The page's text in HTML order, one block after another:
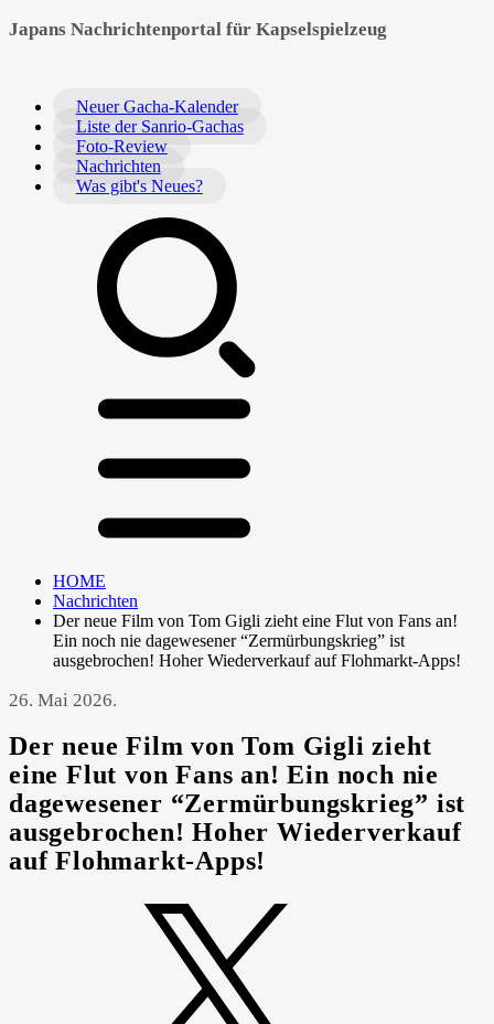
Japans Nachrichtenportal für Kapselspielzeug
Neuer Gacha-Kalender
Liste der Sanrio-Gachas
Foto-Review
Nachrichten
Was gibt's Neues?
HOME
Nachrichten
Der neue Film von Tom Gigli zieht eine Flut von Fans an!
Ein noch nie dagewesener “Zermürbungskrieg” ist
ausgebrochen! Hoher Wiederverkauf auf Flohmarkt-Apps!
26. Mai 2026.
Der neue Film von Tom Gigli zieht
eine Flut von Fans an! Ein noch nie
dagewesener “Zermürbungskrieg” ist
ausgebrochen! Hoher Wiederverkauf
auf Flohmarkt-Apps!